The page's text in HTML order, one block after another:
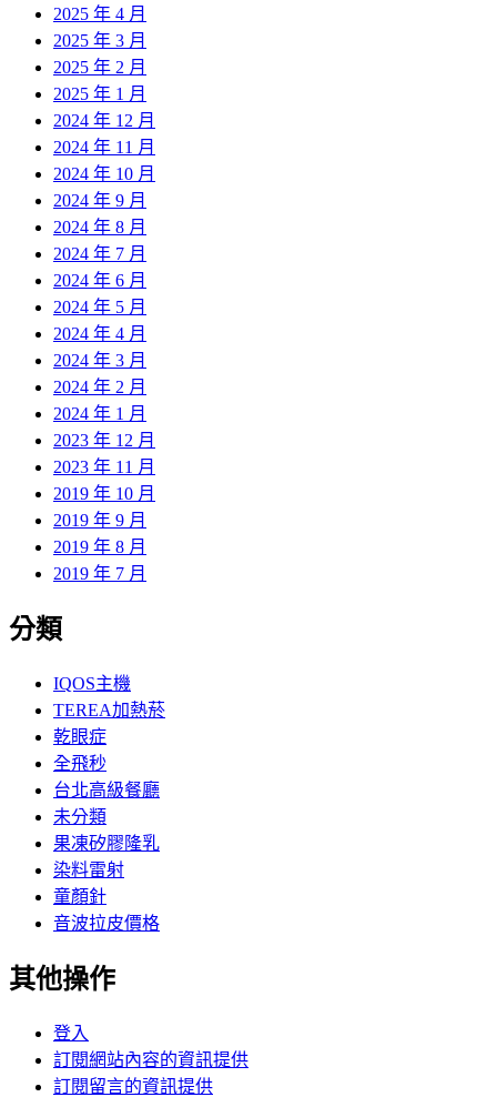
2025 年 4 月
2025 年 3 月
2025 年 2 月
2025 年 1 月
2024 年 12 月
2024 年 11 月
2024 年 10 月
2024 年 9 月
2024 年 8 月
2024 年 7 月
2024 年 6 月
2024 年 5 月
2024 年 4 月
2024 年 3 月
2024 年 2 月
2024 年 1 月
2023 年 12 月
2023 年 11 月
2019 年 10 月
2019 年 9 月
2019 年 8 月
2019 年 7 月
分類
IQOS主機
TEREA加熱菸
乾眼症
全飛秒
台北高級餐廳
未分類
果凍矽膠隆乳
染料雷射
童顏針
音波拉皮價格
其他操作
登入
訂閱網站內容的資訊提供
訂閱留言的資訊提供